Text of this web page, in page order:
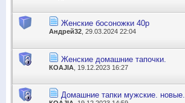
Женские босоножки 40р
Андрей32, 29.03.2024 22:04
Женские домашние тапочки.
КОАJIА , 19.12.2023 16:27
Домашние тапки мужские. новые.